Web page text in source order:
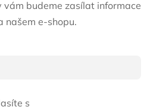
budeme zasílat informace
našem e-shopu.
s